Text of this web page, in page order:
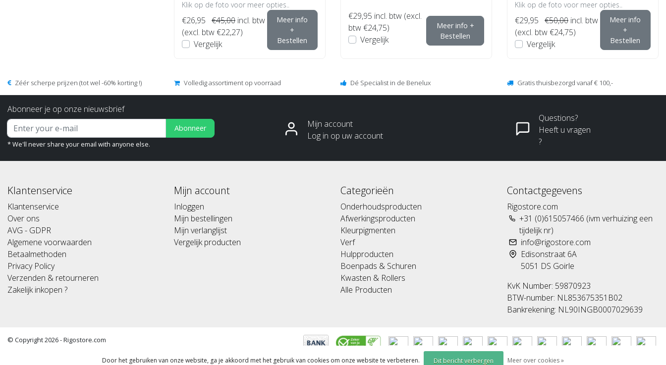
Klik op de foto voor meer opties..
€26,95 €45,00 incl. btw
(excl. btw €22,27)
Vergelijk
Meer info
+
Bestellen
€29,95 incl. btw (excl.
btw €24,75)
Vergelijk
Meer info +
Bestellen
Klik op de foto voor meer opties..
€29,95 €50,00 incl. btw
(excl. btw €24,75)
Vergelijk
Meer info
+
Bestellen
Zéér scherpe prijzen (tot wel -60% korting !) Volledig assortiment op voorraad Dé Specialist in de Benelux Gratis thuisbezorgd vanaf € 100,-
Abonneer je op onze nieuwsbrief
Abonneer
* We'll never share your email with anyone else.
Mijn account
Log in op uw account
Questions?
Heeft u vragen
?
Klantenservice
Klantenservice
Over ons
AVG - GDPR
Algemene voorwaarden
Betaalmethoden
Privacy Policy
Verzenden & retourneren
Zakelijk inkopen ?
Mijn account
Inloggen
Mijn bestellingen
Mijn verlanglijst
Vergelijk producten
Categorieën
Onderhoudsproducten
Afwerkingsproducten
Kleurpigmenten
Verf
Hulpproducten
Boenpads & Schuren
Kwasten & Rollers
Alle Producten
Contactgegevens
Rigostore.com
+31 (0)615057466 (ivm verhuizing een
tijdelijk nr)
info@rigostore.com
Edisonstraat 6A
5051 DS Goirle
KvK Number: 59870923
BTW-number: NL853675351B02
Bankrekening: NL90INGB0007029639
© Copyright 2026 - Rigostore.com
Door het gebruiken van onze website, ga je akkoord met het gebruik van cookies om onze website te verbeteren. Dit bericht verbergen Meer over cookies »